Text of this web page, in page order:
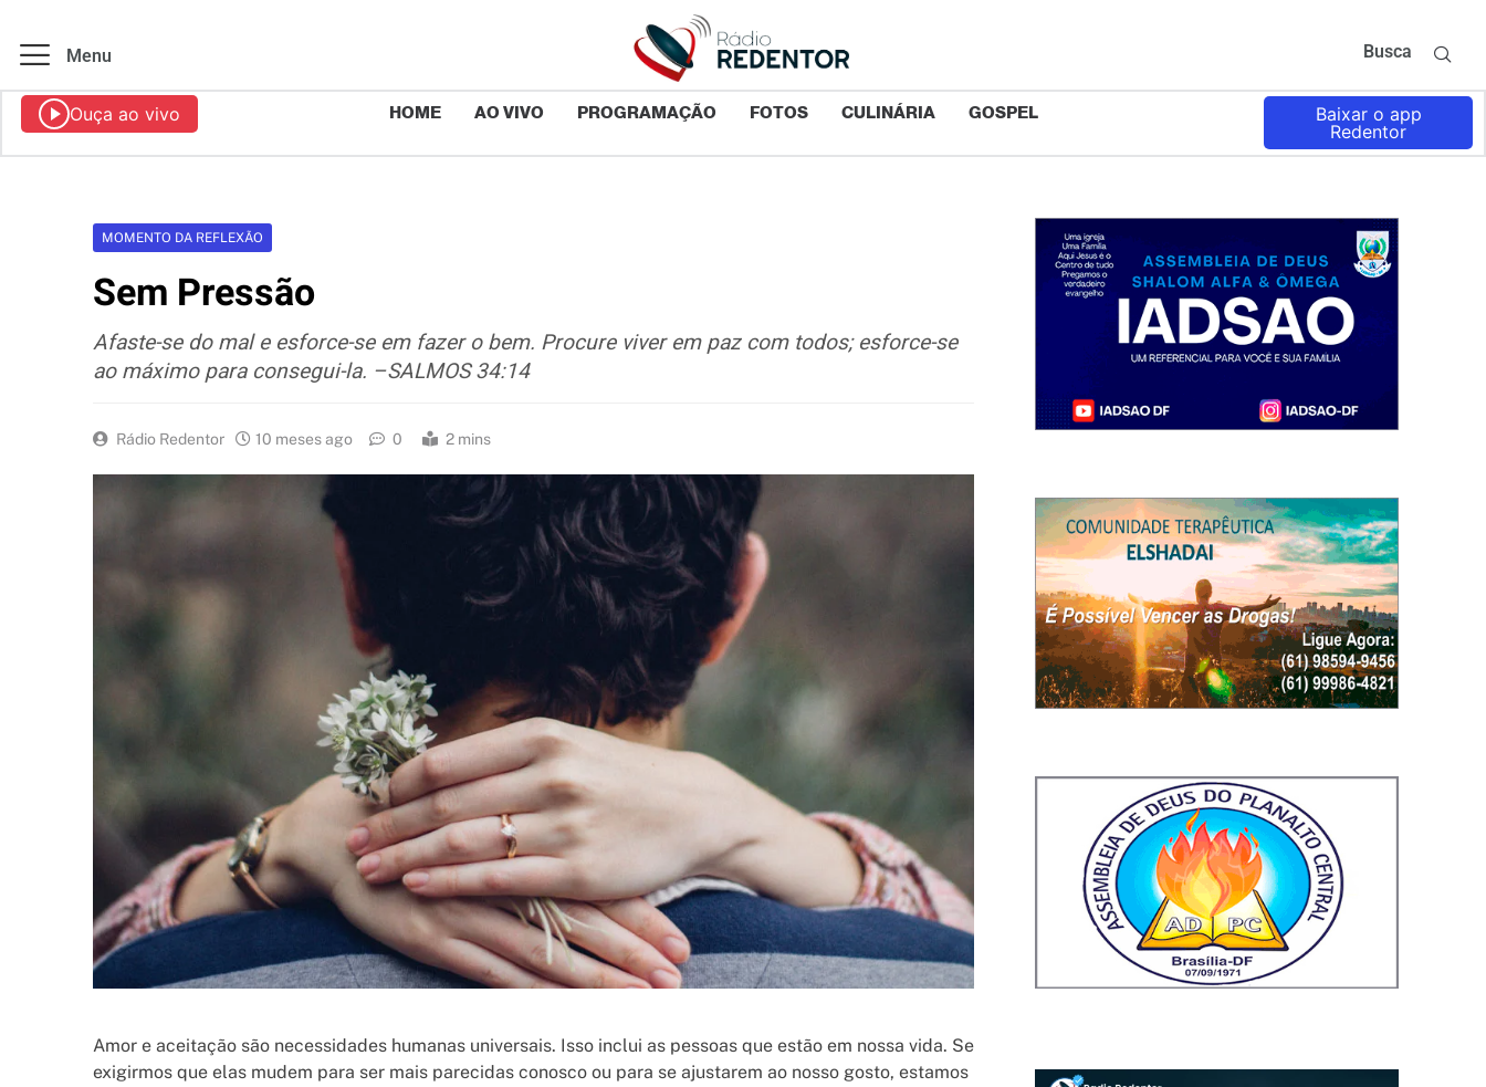
Menu Busca
Ouça ao vivo HOME AO VIVO PROGRAMAÇÃO FOTOS CULINÁRIA GOSPEL
Baixar o app
Redentor
MOMENTO DA REFLEXÃO
Sem Pressão
Afaste-se do mal e esforce-se em fazer o bem. Procure viver em paz com todos; esforce-se
ao máximo para consegui-la. –SALMOS 34:14
Rádio Redentor 10 meses ago 0 2 mins
Amor e aceitação são necessidades humanas universais. Isso inclui as pessoas que estão em nossa vida. Se
exigirmos que elas mudem para ser mais parecidas conosco ou para se ajustarem ao nosso gosto, estamos